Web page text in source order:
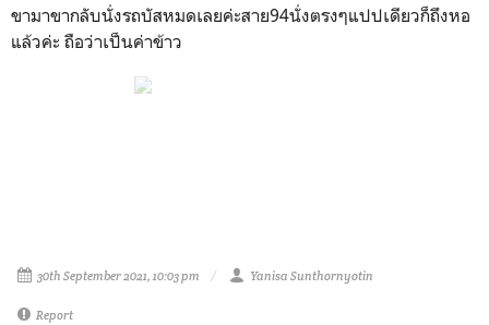
ขามาขากลับนั่งรถบัสหมดเลยค่ะสาย94นั่งตรงๆแปปเดียวก็ถึงหอ
แล้วค่ะ ถือว่าเป็นค่าข้าว
30th September 2021, 10:03 pm Yanisa Sunthornyotin
Report